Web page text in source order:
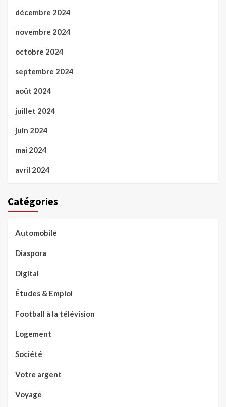
décembre 2024
novembre 2024
octobre 2024
septembre 2024
août 2024
juillet 2024
juin 2024
mai 2024
avril 2024
Catégories
Automobile
Diaspora
Digital
Études & Emploi
Football à la télévision
Logement
Société
Votre argent
Voyage